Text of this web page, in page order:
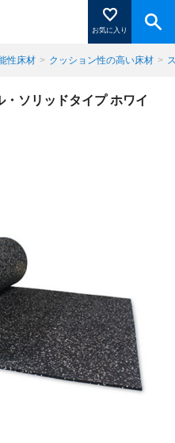
お気に入り
登録」を押すと登録した
性床材 > クッション性の高い床材 >
ソリッドタイプ ホワイ